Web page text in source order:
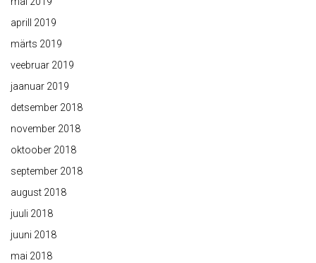
aprill 2019
märts 2019
veebruar 2019
jaanuar 2019
detsember 2018
november 2018
oktoober 2018
september 2018
august 2018
juuli 2018
juuni 2018
mai 2018